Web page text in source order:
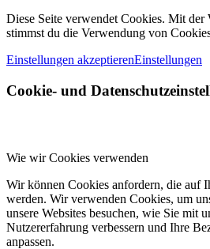
Diese Seite verwendet Cookies. Mit der
stimmst du die Verwendung von
Einstellungen akzeptierenEinstellungen
Cookie- und
Wie wir Cookies verwenden
Wir können Cookies anfordern, die auf
werden. Wir verwenden Cookies, um
unsere Websites besuchen, wie Sie mit
Nutzererfahrung verbessern und Ihre
anpassen.